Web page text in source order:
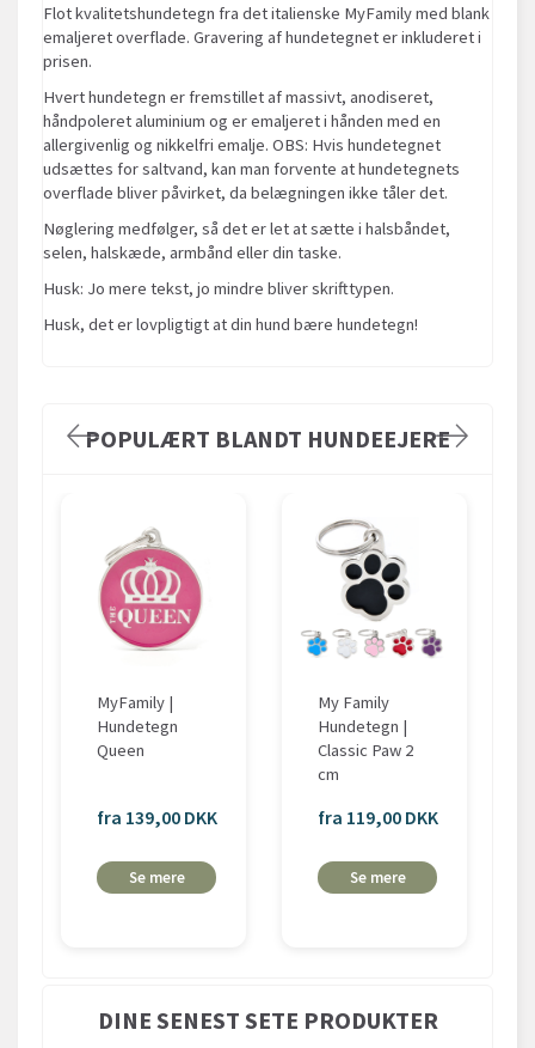
Flot kvalitetshundetegn fra det italienske MyFamily med blank
emaljeret overflade. Gravering af hundetegnet er inkluderet i
prisen.
Hvert hundetegn er fremstillet af massivt, anodiseret,
håndpoleret aluminium og er emaljeret i hånden med en
allergivenlig og nikkelfri emalje. OBS: Hvis hundetegnet
udsættes for saltvand, kan man forvente at hundetegnets
overflade bliver påvirket, da belægningen ikke tåler det.
Nøglering medfølger, så det er let at sætte i halsbåndet,
selen, halskæde, armbånd eller din taske.
Husk: Jo mere tekst, jo mindre bliver skrifttypen.
Husk, det er lovpligtigt at din hund bære hundetegn!
POPULÆRT BLANDT HUNDEEJERE
MyFamily |
Hundetegn
Queen
fra 139,00 DKK
Se mere
My Family
Hundetegn |
Classic Paw 2
cm
fra 119,00 DKK
Se mere
DINE SENEST SETE PRODUKTER